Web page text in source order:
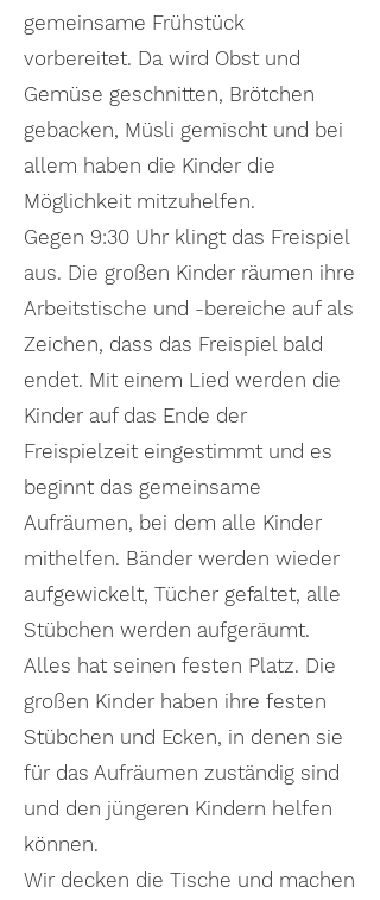
gemeinsame Frühstück
vorbereitet. Da wird Obst und
Gemüse geschnitten, Brötchen
gebacken, Müsli gemischt und bei
allem haben die Kinder die
Möglichkeit mitzuhelfen.
Gegen 9:30 Uhr klingt das Freispiel
aus. Die großen Kinder räumen ihre
Arbeitstische und -bereiche auf als
Zeichen, dass das Freispiel bald
endet. Mit einem Lied werden die
Kinder auf das Ende der
Freispielzeit eingestimmt und es
beginnt das gemeinsame
Aufräumen, bei dem alle Kinder
mithelfen. Bänder werden wieder
aufgewickelt, Tücher gefaltet, alle
Stübchen werden aufgeräumt.
Alles hat seinen festen Platz. Die
großen Kinder haben ihre festen
Stübchen und Ecken, in denen sie
für das Aufräumen zuständig sind
und den jüngeren Kindern helfen
können.
Wir decken die Tische und machen